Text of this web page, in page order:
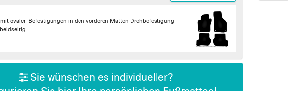
mit ovalen Befestigungen in den vorderen Matten Drehbefestigung
Sie wünschen es individueller?